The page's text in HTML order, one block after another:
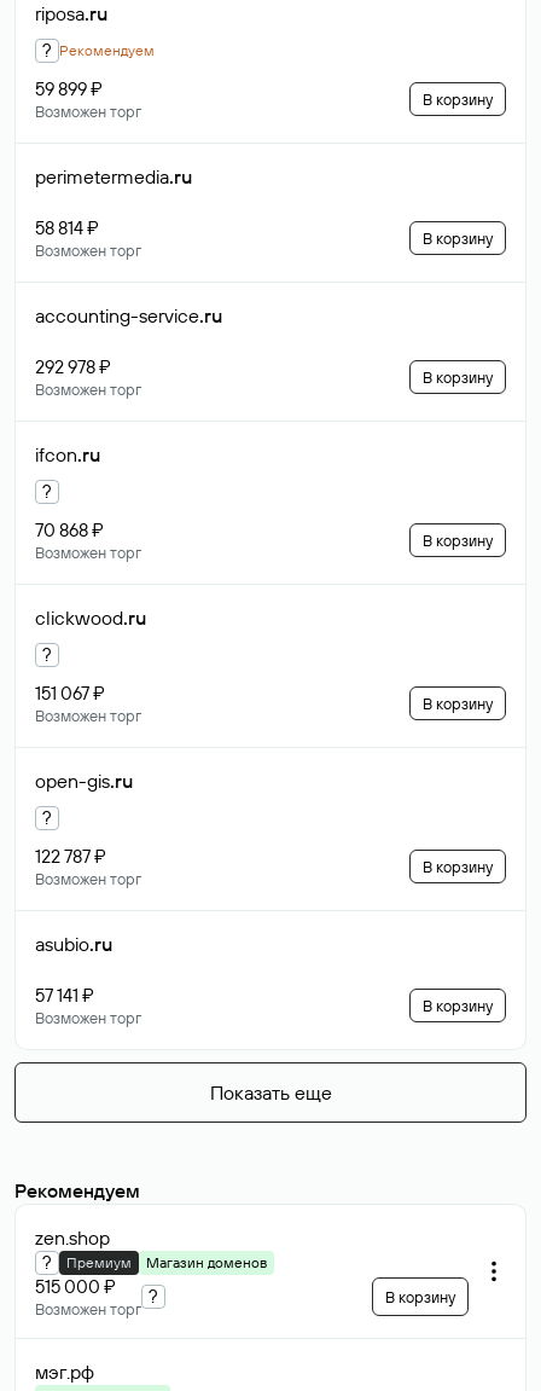
riposa.ru
? Рекомендуем
59 899 ₽
Возможен торг
В корзину
perimetermedia.ru
58 814 ₽
Возможен торг
В корзину
accounting-service.ru
292 978 ₽
Возможен торг
В корзину
ifcon.ru
?
70 868 ₽
Возможен торг
В корзину
clickwood.ru
?
151 067 ₽
Возможен торг
В корзину
open-gis.ru
?
122 787 ₽
Возможен торг
В корзину
asubio.ru
57 141 ₽
Возможен торг
В корзину
Показать еще
Рекомендуем
zen.shop
? Премиум Магазин доменов
515 000 ₽
Возможен торг
? В корзину
мэг.рф